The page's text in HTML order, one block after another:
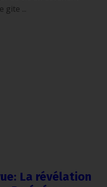
gite ...
La révélation